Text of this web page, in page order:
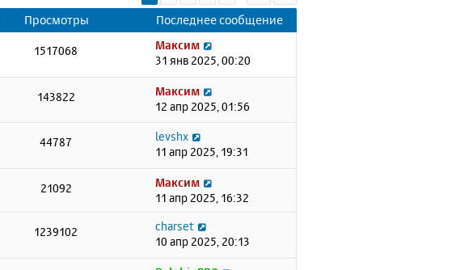
Просмотры Последнее сообщение
1517068
Максим
31 янв 2025, 00:20
143822
Максим
12 апр 2025, 01:56
44787
levshx
11 апр 2025, 19:31
21092
Максим
11 апр 2025, 16:32
1239102
charset
10 апр 2025, 20:13